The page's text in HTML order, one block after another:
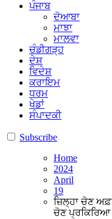
ਪੰਜਾਬ
ਦੋਆਬਾ
ਮਾਝਾ
ਮਾਲਵਾ
ਚੰਡੀਗੜ੍ਹ
ਦੇਸ਼
ਵਿਦੇਸ਼
ਕਰਾਇਮ
ਧਰਮ
ਖੇਡਾਂ
ਸੰਪਾਦਕੀ
Subscribe
Home
2024
April
19
ਜ਼ਿਲ੍ਹਾ ਚੋਣ
ਚੋਣ ਪ੍ਰਕਿਰਿਆ